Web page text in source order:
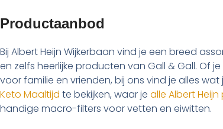
Productaanbod
Bij Albert Heijn Wijkerbaan vind je een breed
en zelfs heerlijke producten van Gall & Gall. Of
voor familie en vrienden, bij ons vind je alles
Keto Maaltijd te bekijken, waar je alle Albert
handige macro-filters voor vetten en eiwitten.